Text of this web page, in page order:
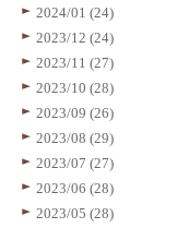
2024/01 (24)
2023/12 (24)
2023/11 (27)
2023/10 (28)
2023/09 (26)
2023/08 (29)
2023/07 (27)
2023/06 (28)
2023/05 (28)